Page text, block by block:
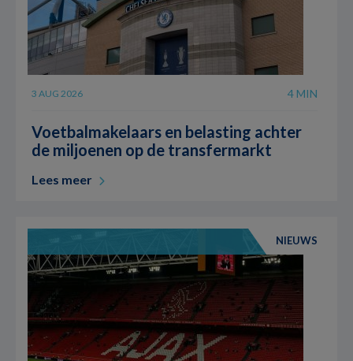
3 AUG 2026 4 MIN
Voetbalmakelaars en belasting achter
de miljoenen op de transfermarkt
Lees meer
NIEUWS